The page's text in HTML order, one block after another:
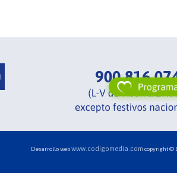
Desarrollo webwww.codigomedia.com copyright ©